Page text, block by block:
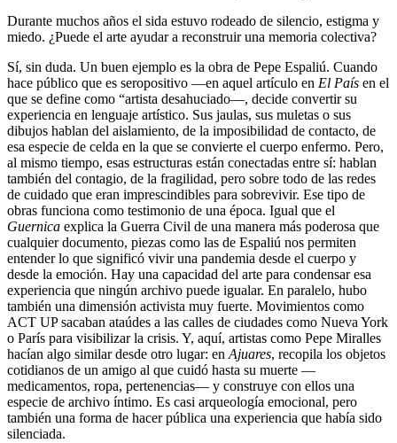
Durante muchos años el sida estuvo rodeado de silencio, estigma y
miedo. ¿Puede el arte ayudar a reconstruir una memoria colectiva?
Sí, sin duda. Un buen ejemplo es la obra de Pepe Espaliú. Cuando
hace público que es seropositivo —en aquel artículo en El País en el
que se define como “artista desahuciado—, decide convertir su
experiencia en lenguaje artístico. Sus jaulas, sus muletas o sus
dibujos hablan del aislamiento, de la imposibilidad de contacto, de
esa especie de celda en la que se convierte el cuerpo enfermo. Pero,
al mismo tiempo, esas estructuras están conectadas entre sí: hablan
también del contagio, de la fragilidad, pero sobre todo de las redes
de cuidado que eran imprescindibles para sobrevivir. Ese tipo de
obras funciona como testimonio de una época. Igual que el
Guernica explica la Guerra Civil de una manera más poderosa que
cualquier documento, piezas como las de Espaliú nos permiten
entender lo que significó vivir una pandemia desde el cuerpo y
desde la emoción. Hay una capacidad del arte para condensar esa
experiencia que ningún archivo puede igualar. En paralelo, hubo
también una dimensión activista muy fuerte. Movimientos como
ACT UP sacaban ataúdes a las calles de ciudades como Nueva York
o París para visibilizar la crisis. Y, aquí, artistas como Pepe Miralles
hacían algo similar desde otro lugar: en Ajuares, recopila los objetos
cotidianos de un amigo al que cuidó hasta su muerte —
medicamentos, ropa, pertenencias— y construye con ellos una
especie de archivo íntimo. Es casi arqueología emocional, pero
también una forma de hacer pública una experiencia que había sido
silenciada.